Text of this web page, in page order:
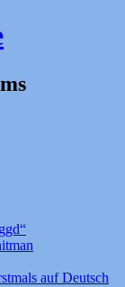
auf Deutsch